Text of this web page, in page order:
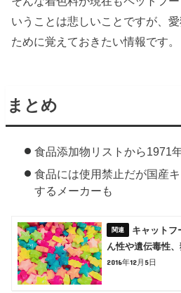
いうことは悲しいことですが、
ために覚えておきたい情報です。
まとめ
食品添加物リストから1971
食品には使用禁止だが国産
するメーカーも
キャットフ
ん性や遺伝毒性
2016年12月5日